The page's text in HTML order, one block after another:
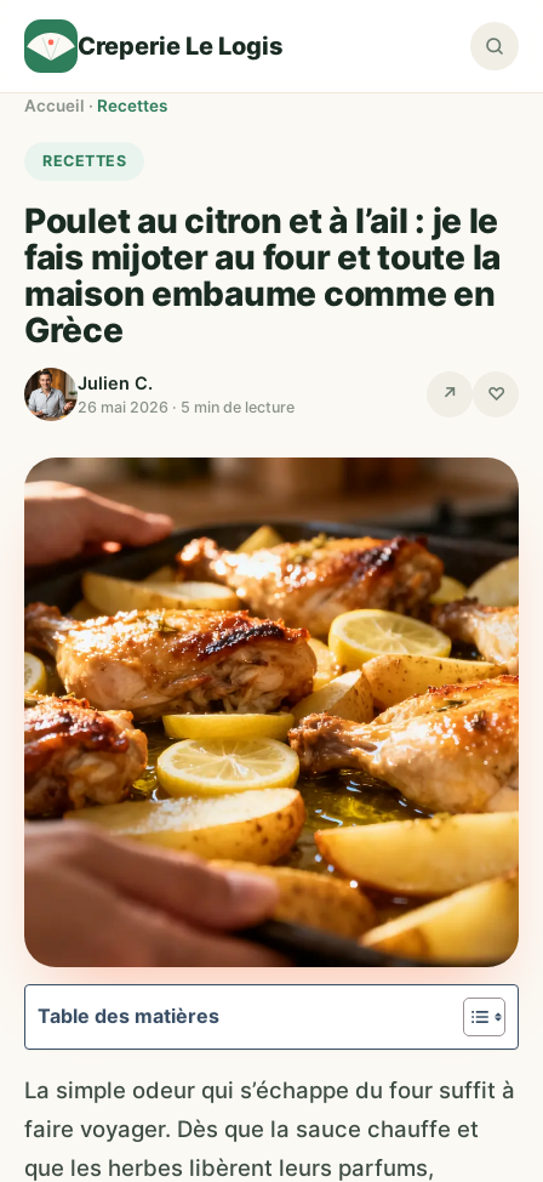
Creperie Le Logis
Accueil · Recettes
RECETTES
Poulet au citron et à l’ail : je le
fais mijoter au four et toute la
maison embaume comme en
Grèce
Julien C.
26 mai 2026 · 5 min de lecture
↗ ♡
Table des matières
La simple odeur qui s’échappe du four suffit à
faire voyager. Dès que la sauce chauffe et
que les herbes libèrent leurs parfums,